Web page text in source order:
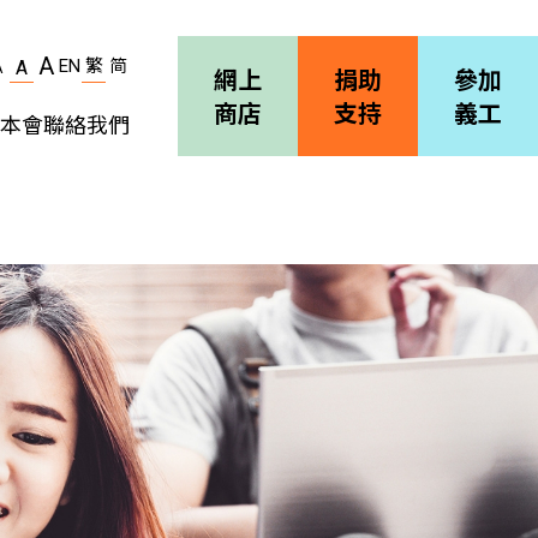
A A EN 繁 简
會
職位空缺
招標通告
聯絡我們
網上
商店
捐助
支持
參加
義工